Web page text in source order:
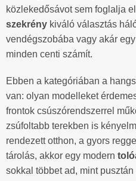
közlekedősávot sem foglalja
szekrény kiváló választás
vendégszobába vagy akár
minden centi számít.
Ebben a kategóriában a
van: olyan modelleket
frontok csúszórendszerrel
zsúfoltabb terekben is
rendezett otthon, a gyors
tárolás, akkor egy modern
sokkal többet ad, mint pusztán